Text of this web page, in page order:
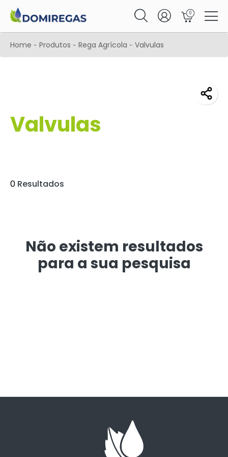
0
Home - Produtos - Rega Agrícola - Valvulas
Valvulas
0 Resultados
Não existem resultados
para a sua pesquisa